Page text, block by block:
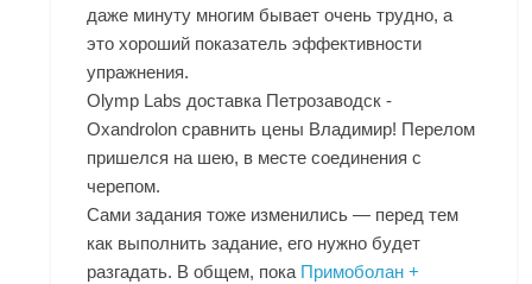
даже минуту многим бывает очень трудно, а
это хороший показатель эффективности
упражнения.
Olymp Labs доставка Петрозаводск -
Oxandrolon сравнить цены Владимир! Перелом
пришелся на шею, в месте соединения с
черепом.
Сами задания тоже изменились — перед тем
как выполнить задание, его нужно будет
разгадать. В общем, пока Примоболан +